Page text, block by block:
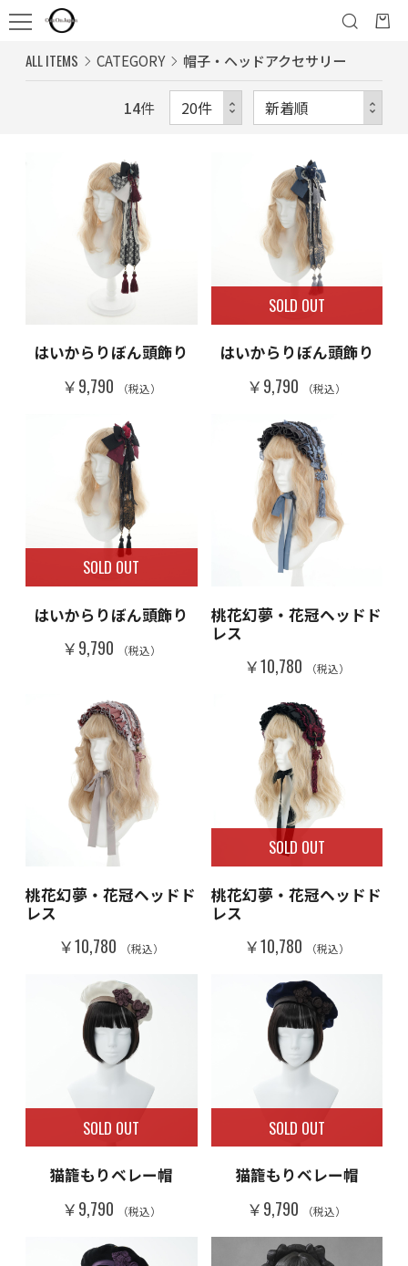
ALL ITEMS CATEGORY 帽子・ヘッドアクセサリー
14件
はいからりぼん頭飾り
￥9,790 （税込）
SOLD OUT
はいからりぼん頭飾り
￥9,790 （税込）
SOLD OUT
はいからりぼん頭飾り
￥9,790 （税込）
桃花幻夢・花冠ヘッドド
レス
￥10,780 （税込）
桃花幻夢・花冠ヘッドド
レス
￥10,780 （税込）
SOLD OUT
桃花幻夢・花冠ヘッドド
レス
￥10,780 （税込）
SOLD OUT
猫籠もりベレー帽
￥9,790 （税込）
SOLD OUT
猫籠もりベレー帽
￥9,790 （税込）